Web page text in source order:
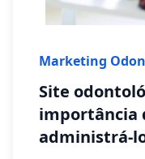
Marketing
Site
importância
administrá-